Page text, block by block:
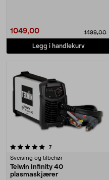
1049,00 1499,00
Legg i handlekurv
7anmeldelser
Sveising og tilbehør
Telwin Infinity 40
plasmaskjærer
3.5 av 5 stjerner